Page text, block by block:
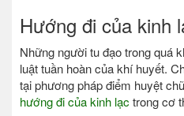
Hướng đi của kinh
Những người tu đạo trong quá
luật tuần hoàn của khí huyết.
tại phương pháp điểm huyệt
hướng đi của kinh lạc trong cơ